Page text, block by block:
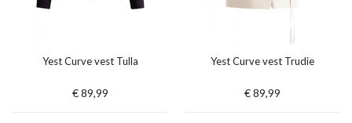
Yest Curve vest Tulla
€ 89,99
Yest Curve vest Trudie
€ 89,99